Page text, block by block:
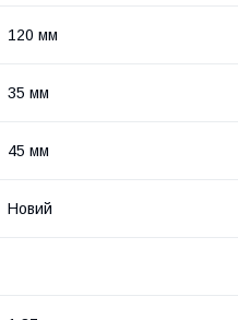
120 мм
35 мм
45 мм
Новий